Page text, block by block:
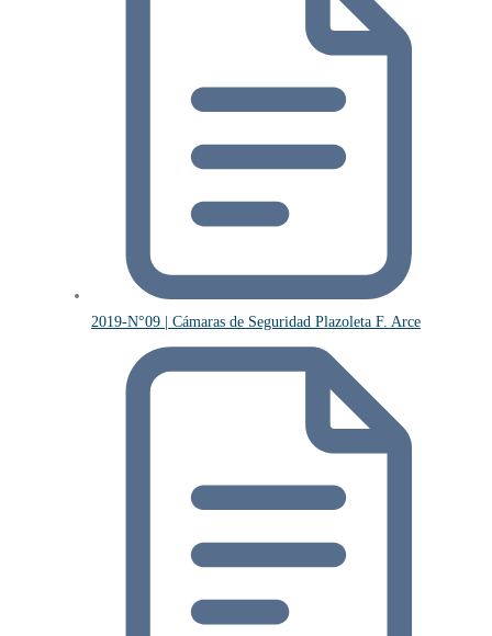
2019-N°09 | Cámaras de Seguridad Plazoleta F. Arce